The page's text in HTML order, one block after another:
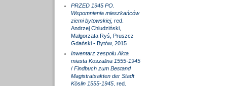
PRZED 1945 PO.
Wspomnienia mieszkańców
ziemi bytowskiej, red.
Andrzej Chludziński,
Małgorzata Ryś, Pruszcz
Gdański - Bytów, 2015
Inwentarz zespołu Akta
miasta Koszalina 1555-1945
/ Findbuch zum Bestand
Magistratsakten der Stadt
Köslin 1555-1945, red.